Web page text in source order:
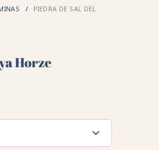
PIEDRA DE SAL DEL
Horze